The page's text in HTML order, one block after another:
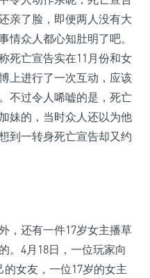
亲了脸，即便两人没有大
情众人都心知肚明了吧。
死亡宣告实在11月份和女
上进行了一次互动，应该
不过令人唏嘘的是，死亡
妹的，当时众人还以为他
到一转身死亡宣告却又约
，还有一件17岁女主播草
。4月18日，一位玩家向
女友，一位17岁的女主